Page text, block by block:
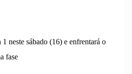
neste sábado (16) e enfrentará o
fase